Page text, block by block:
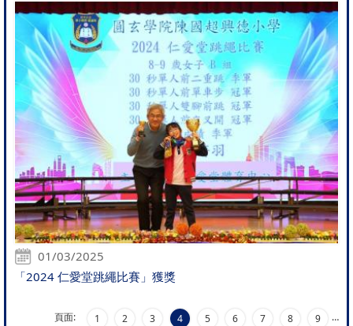
01/03/2025
「2024 仁愛堂跳繩比賽」獲獎
頁面: 1 2 3 4 5 6 7 8 9 …